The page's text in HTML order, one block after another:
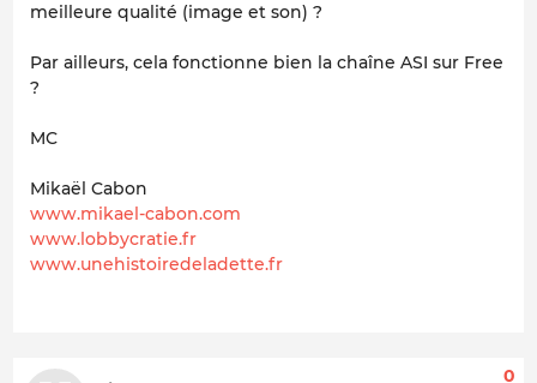
meilleure qualité (image et son) ?
Par ailleurs, cela fonctionne bien la chaîne ASI sur Free
?
MC
Mikaël Cabon
www.mikael-cabon.com
www.lobbycratie.fr
www.unehistoiredeladette.fr
0